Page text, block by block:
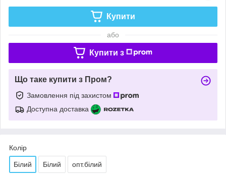
Купити
або
Купити з
Що таке купити з Пром?
Замовлення під захистом
Доступна доставка
Колір
Білий Білий опт.білий